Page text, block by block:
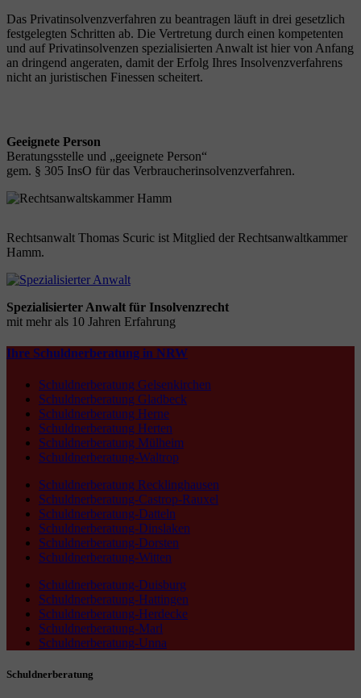
Das Privatinsolvenzverfahren zu beantragen läuft in drei gesetzlich
festgelegten Schritten ab. Die Vertretung durch einen kompetenten
und auf Privatinsolvenzen spezialisierten Anwalt ist hier von Anfang
an dringend angeraten, damit der Erfolg Ihres Insolvenzverfahrens
nicht an juristischen Finessen scheitert.
Geeignete Person
Beratungsstelle und „geeignete Person“
gem. § 305 InsO für das Verbraucherinsolvenzverfahren.
Rechtsanwalt Thomas Scuric ist Mitglied der Rechtsanwaltkammer
Hamm.
Spezialisierter Anwalt für Insolvenzrecht
mit mehr als 10 Jahren Erfahrung
Ihre Schuldnerberatung in NRW
Schuldnerberatung Gelsenkirchen
Schuldnerberatung Gladbeck
Schuldnerberatung Herne
Schuldnerberatung Herten
Schuldnerberatung Mülheim
Schuldnerberatung-Waltrop
Schuldnerberatung Recklinghausen
Schuldnerberatung-Castrop-Rauxel
Schuldnerberatung-Datteln
Schuldnerberatung-Dinslaken
Schuldnerberatung-Dorsten
Schuldnerberatung-Witten
Schuldnerberatung-Duisburg
Schuldnerberatung-Hattingen
Schuldnerberatung-Herdecke
Schuldnerberatung-Marl
Schuldnerberatung-Unna
Schuldnerberatung